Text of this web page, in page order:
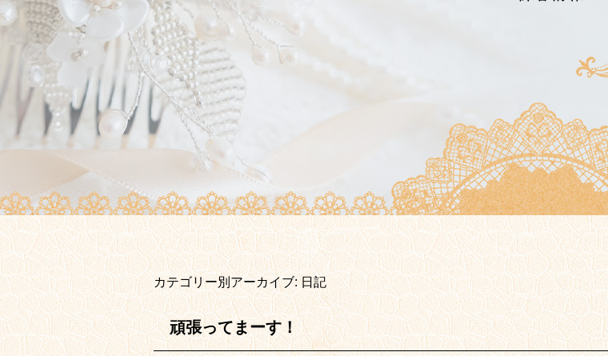
カテゴリー別アーカイブ:日記
頑張ってまーす！